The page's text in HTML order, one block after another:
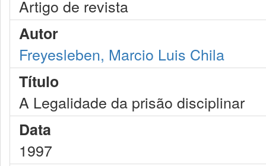
Artigo de revista
Autor
Freyesleben, Marcio Luis Chila
Título
A Legalidade da prisão disciplinar
Data
1997